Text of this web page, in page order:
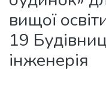
вищої
19
інженерія